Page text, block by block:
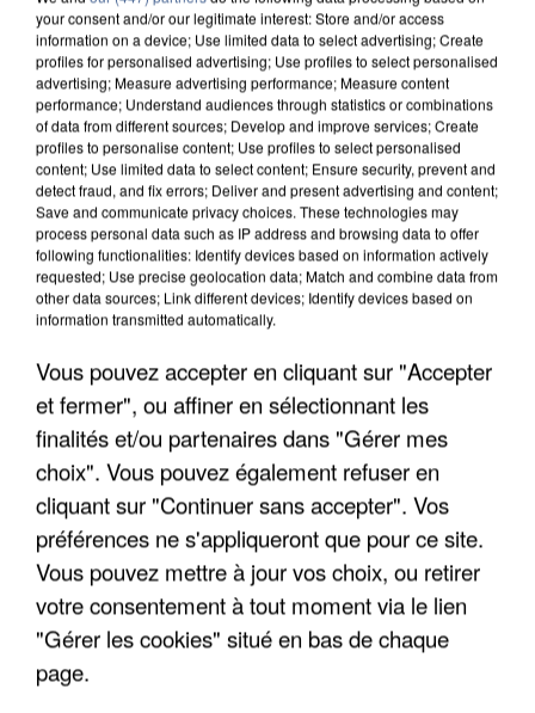
UNE TOURISTE DE L’OISE EMPORTÉE PAR UNE
COULÉE DE BOUE EN HAUTE-SAVOIE
your consent and/or our legitimate interest: Store and/or access
information on a device; Use limited data to select advertising; Create
profiles for personalised advertising; Use profiles to select personalised
advertising; Measure advertising performance; Measure content
performance; Understand audiences through statistics or combinations
of data from different sources; Develop and improve services; Create
profiles to personalise content; Use profiles to select personalised
content; Use limited data to select content; Ensure security, prevent and
detect fraud, and fix errors; Deliver and present advertising and content;
Save and communicate privacy choices. These technologies may
process personal data such as IP address and browsing data to offer
following functionalities: Identify devices based on information actively
requested; Use precise geolocation data; Match and combine data from
other data sources; Link different devices; Identify devices based on
information transmitted automatically.
Vous pouvez accepter en cliquant sur "Accepter
et fermer", ou affiner en sélectionnant les
finalités et/ou partenaires dans "Gérer mes
choix". Vous pouvez également refuser en
cliquant sur "Continuer sans accepter". Vos
préférences ne s'appliqueront que pour ce site.
Vous pouvez mettre à jour vos choix, ou retirer
votre consentement à tout moment via le lien
"Gérer les cookies" situé en bas de chaque
page.